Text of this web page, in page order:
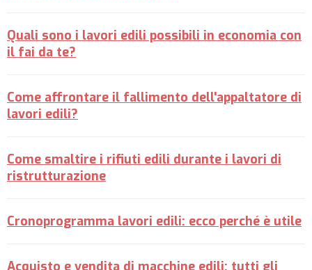
Quali sono i lavori edili possibili in economia con
il fai da te?
Come affrontare il fallimento dell'appaltatore di
lavori edili?
Come smaltire i rifiuti edili durante i lavori di
ristrutturazione
Cronoprogramma lavori edili: ecco perché è utile
Acquisto e vendita di macchine edili: tutti gli